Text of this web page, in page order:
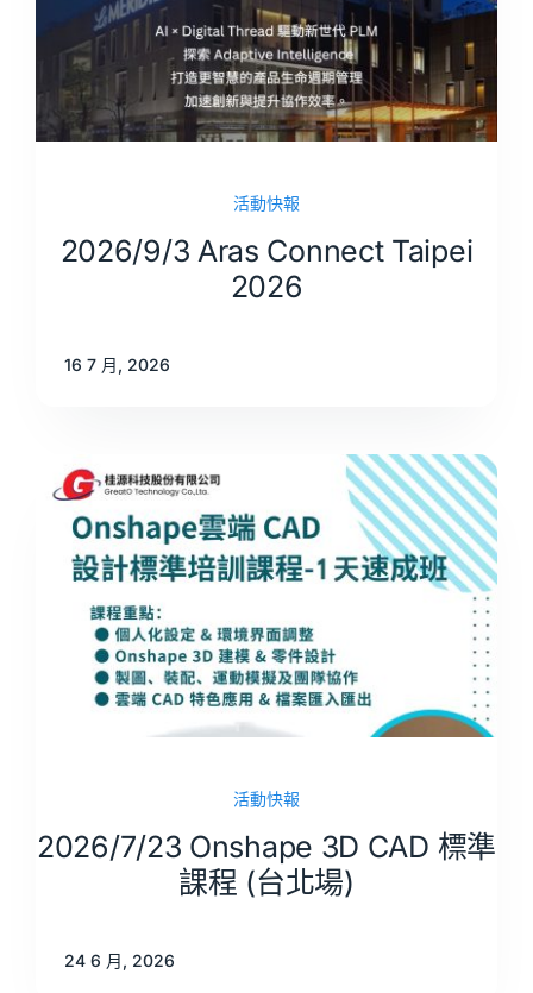
活動快報
2026/9/3 Aras Connect Taipei
2026
16 7 月, 2026
活動快報
2026/7/23 Onshape 3D CAD 標準
課程 (台北場)
24 6 月, 2026